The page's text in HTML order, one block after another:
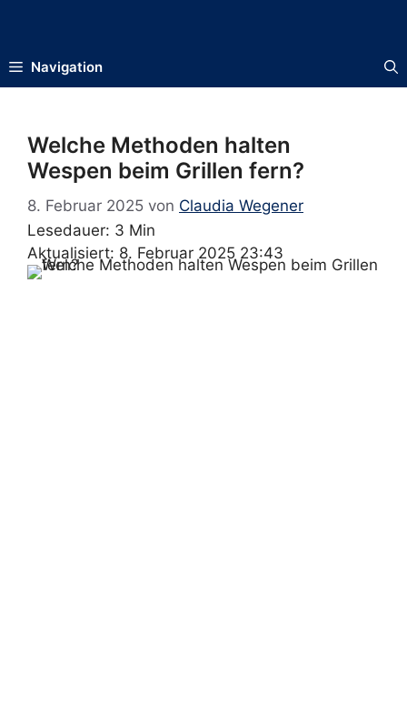
Navigation
Welche Methoden halten
Wespen beim Grillen fern?
8. Februar 2025 von Claudia Wegener
Lesedauer: 3 Min
Aktualisiert: 8. Februar 2025 23:43